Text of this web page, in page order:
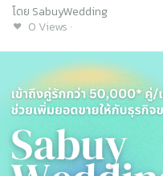
โดย SabuyWedding
0 Views ·